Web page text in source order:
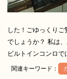
した！ごゆっくり
でしょうか？ 私は
ビルトインコンロ
関連キーワード：